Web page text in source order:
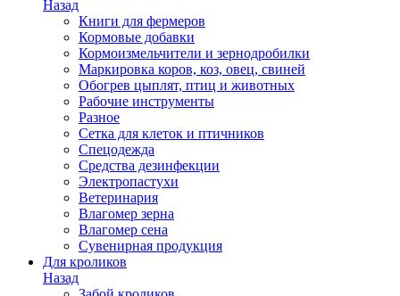
Назад
Книги для фермеров
Кормовые добавки
Кормоизмельчители и зернодробилки
Маркировка коров, коз, овец, свиней
Обогрев цыплят, птиц и животных
Рабочие инструменты
Разное
Сетка для клеток и птичников
Спецодежда
Средства дезинфекции
Электропастухи
Ветеринария
Влагомер зерна
Влагомер сена
Сувенирная продукция
Для кроликов
Назад